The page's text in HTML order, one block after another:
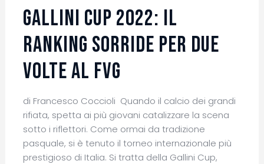
Gallini Cup 2022: il
ranking sorride per due
volte al FVG
di Francesco Coccioli Quando il calcio dei grandi
rifiata, spetta ai più giovani catalizzare la scena
sotto i riflettori. Come ormai da tradizione
pasquale, si è tenuto il torneo internazionale più
prestigioso di Italia. Si tratta della Gallini Cup,